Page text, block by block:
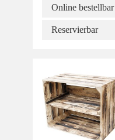
Online bestellbar
Reservierbar